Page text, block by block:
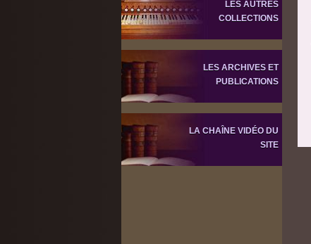
LES AUTRES
COLLECTIONS
LES ARCHIVES ET
PUBLICATIONS
LA CHAÎNE VIDÉO DU
SITE